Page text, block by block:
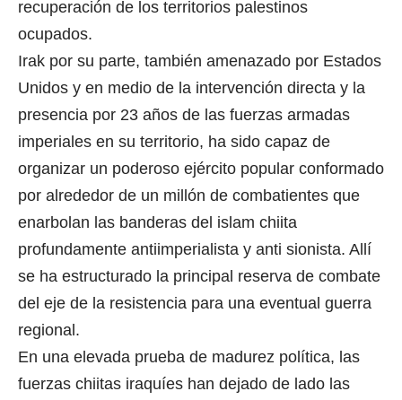
recuperación de los territorios palestinos
ocupados.
Irak por su parte, también amenazado por Estados
Unidos y en medio de la intervención directa y la
presencia por 23 años de las fuerzas armadas
imperiales en su territorio, ha sido capaz de
organizar un poderoso ejército popular conformado
por alrededor de un millón de combatientes que
enarbolan las banderas del islam chiita
profundamente antiimperialista y anti sionista. Allí
se ha estructurado la principal reserva de combate
del eje de la resistencia para una eventual guerra
regional.
En una elevada prueba de madurez política, las
fuerzas chiitas iraquíes han dejado de lado las